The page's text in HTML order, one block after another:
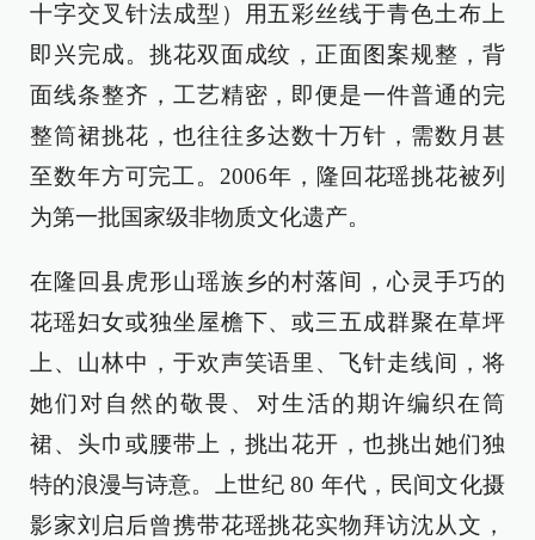
十字交叉针法成型）用五彩丝线于青色土布上
即兴完成。挑花双面成纹，正面图案规整，背
面线条整齐，工艺精密，即便是一件普通的完
整筒裙挑花，也往往多达数十万针，需数月甚
至数年方可完工。2006年，隆回花瑶挑花被列
为第一批国家级非物质文化遗产。
在隆回县虎形山瑶族乡的村落间，心灵手巧的
花瑶妇女或独坐屋檐下、或三五成群聚在草坪
上、山林中，于欢声笑语里、飞针走线间，将
她们对自然的敬畏、对生活的期许编织在筒
裙、头巾或腰带上，挑出花开，也挑出她们独
特的浪漫与诗意。上世纪 80 年代，民间文化摄
影家刘启后曾携带花瑶挑花实物拜访沈从文，